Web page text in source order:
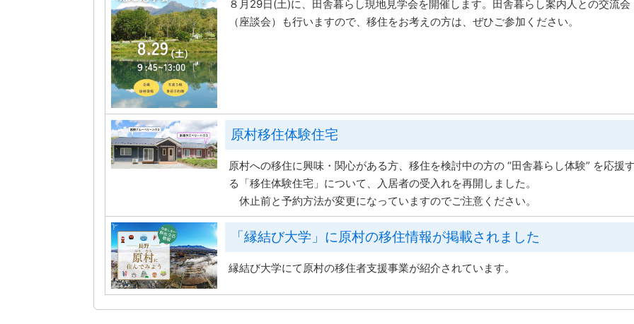
８月29日(土)に、田舎暮らし現地見学会を開催します。田舎暮らし案内人との交流会
（座談会）も行いますので、移住をお考えの方は、ぜひご参加ください。
原村移住体験住宅
原村への移住に興味・関心がある方、移住を検討中の方の “田舎暮らし体験” を応援
る「移住体験住宅」について、入居者の受入れを再開しました。
休止前と予約方法が変更になっていますのでご注意ください。
「縁結び大学」に原村の移住情報が掲載されました
縁結び大学にて原村の移住者支援事業が紹介されています。